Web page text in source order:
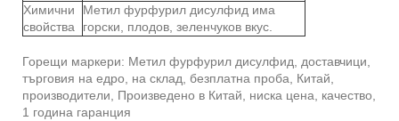
Химични
свойства
Метил фурфурил дисулфид има
горски, плодов, зеленчуков вкус.
Горещи маркери: Метил фурфурил дисулфид, доставчици,
търговия на едро, на склад, безплатна проба, Китай,
производители, Произведено в Китай, ниска цена, качество,
1 година гаранция